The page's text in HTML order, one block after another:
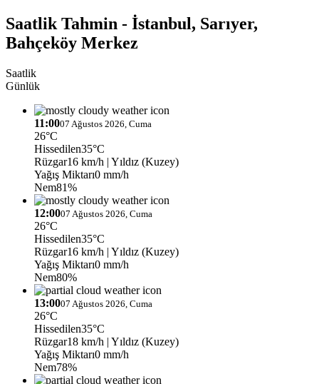
Saatlik Tahmin - İstanbul, Sarıyer,
Bahçeköy Merkez
Saatlik
Günlük
11:0007 Ağustos 2026, Cuma
26°C
Hissedilen35°C
Rüzgar16 km/h | Yıldız (Kuzey)
Yağış Miktarı0 mm/h
Nem81%
12:0007 Ağustos 2026, Cuma
26°C
Hissedilen35°C
Rüzgar16 km/h | Yıldız (Kuzey)
Yağış Miktarı0 mm/h
Nem80%
13:0007 Ağustos 2026, Cuma
26°C
Hissedilen35°C
Rüzgar18 km/h | Yıldız (Kuzey)
Yağış Miktarı0 mm/h
Nem78%